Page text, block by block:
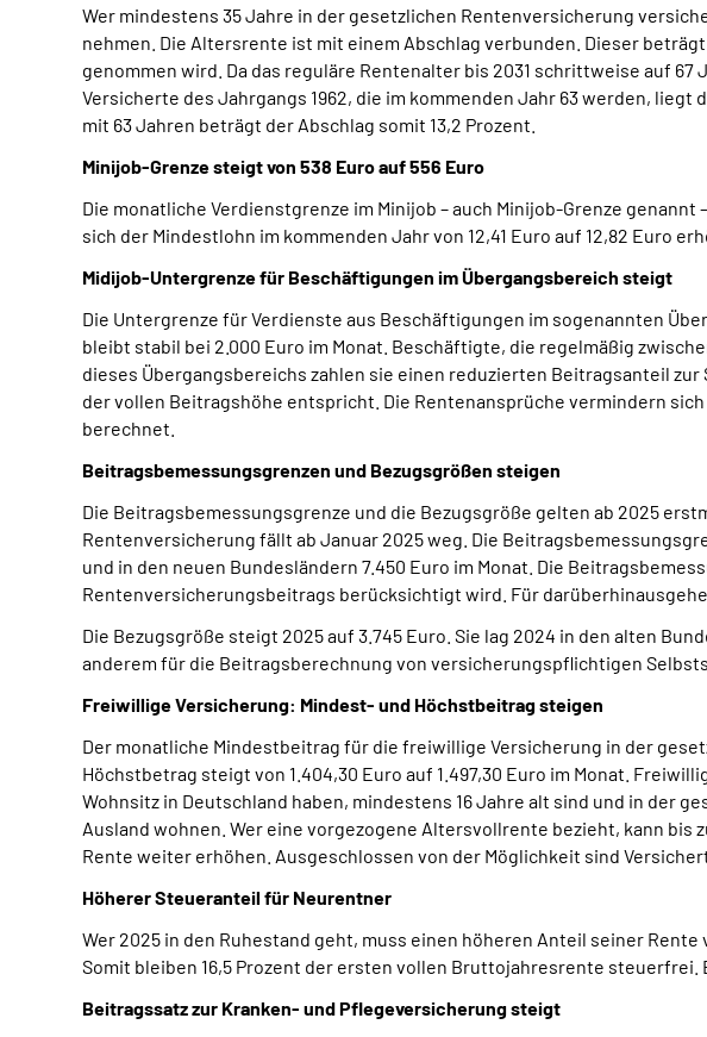
Wer mindestens 35 Jahre in der gesetzlichen Rentenversicherung
nehmen. Die Altersrente ist mit einem Abschlag verbunden. Dieser
genommen wird. Da das reguläre Rentenalter bis 2031 schrittweise auf
Versicherte des Jahrgangs 1962, die im kommenden Jahr 63 werden,
mit 63 Jahren beträgt der Abschlag somit 13,2 Prozent.
Minijob-Grenze steigt von 538 Euro auf 556 Euro
Die monatliche Verdienstgrenze im Minijob – auch Minijob-Grenze
sich der Mindestlohn im kommenden Jahr von 12,41 Euro auf 12,82 Euro
Midijob-Untergrenze für Beschäftigungen im Übergangsbereich steigt
Die Untergrenze für Verdienste aus Beschäftigungen im sogenannten
bleibt stabil bei 2.000 Euro im Monat. Beschäftigte, die regelmäßig
dieses Übergangsbereichs zahlen sie einen reduzierten Beitragsanteil
der vollen Beitragshöhe entspricht. Die Rentenansprüche vermindern
berechnet.
Beitragsbemessungsgrenzen und Bezugsgrößen steigen
Die Beitragsbemessungsgrenze und die Bezugsgröße gelten ab 2025
Rentenversicherung fällt ab Januar 2025 weg. Die
und in den neuen Bundesländern 7.450 Euro im Monat. Die
Rentenversicherungsbeitrags berücksichtigt wird. Für
Die Bezugsgröße steigt 2025 auf 3.745 Euro. Sie lag 2024 in den alten
anderem für die Beitragsberechnung von versicherungspflichtigen
Freiwillige Versicherung: Mindest- und Höchstbeitrag steigen
Der monatliche Mindestbeitrag für die freiwillige Versicherung in der
Höchstbetrag steigt von 1.404,30 Euro auf 1.497,30 Euro im Monat.
Wohnsitz in Deutschland haben, mindestens 16 Jahre alt sind und in der
Ausland wohnen. Wer eine vorgezogene Altersvollrente bezieht, kann
Rente weiter erhöhen. Ausgeschlossen von der Möglichkeit sind
Höherer Steueranteil für Neurentner
Wer 2025 in den Ruhestand geht, muss einen höheren Anteil seiner
Somit bleiben 16,5 Prozent der ersten vollen Bruttojahresrente
Beitragssatz zur Kranken- und Pflegeversicherung steigt